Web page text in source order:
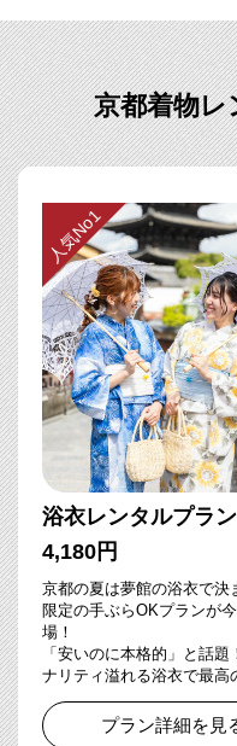
京都着物
人気No1
浴衣レンタルプラン
4,180円
京都の夏は夢館の浴衣で決
限定の手ぶらOKプランが
場！
「安いのに本格的」と話題
ナリティ溢れる浴衣で最高
プラン詳細を見